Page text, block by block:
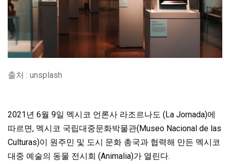
출처 : unsplash
2021년 6월 9일 멕시코 언론사 라조르나도 (La Jornada)에
따르면, 멕시코 국립대중문화박물관(Museo Nacional de las
Culturas)이 원주민 및 도시 문화 총국과 협력해 만든 멕시코
대중 예술의 동물 전시회 (Animalia)가 열린다.